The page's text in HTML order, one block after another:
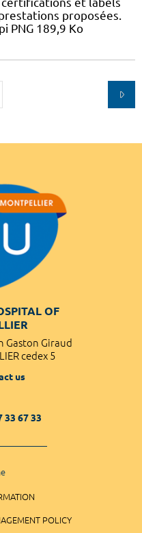
proposées.
PNG 189,9 Ko
OF
Gaston Giraud
cedex 5
us
33 67 33
POLICY